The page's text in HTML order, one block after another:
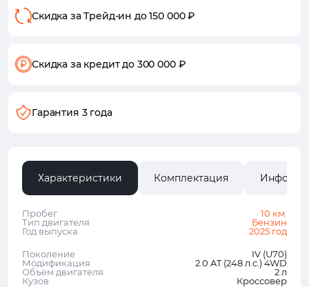
Скидка за Трейд-ин до 150 000 ₽
Скидка за кредитдо 300 000 ₽
Гарантия 3 года
Характеристики Комплектация
Пробег
10 км.
Тип двигателя
Бензин
Год выпуска
2025 год
Поколение
IV (U70)
Модификация
2.0 AT (248 л.с.) 4WD
Объем двигателя
2 л
Кузов
Кроссовер